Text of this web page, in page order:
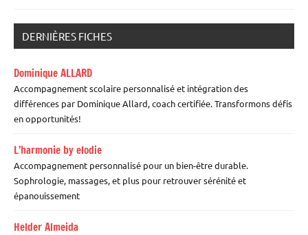
DERNIÈRES FICHES
Dominique ALLARD
Accompagnement scolaire personnalisé et intégration des
différences par Dominique Allard, coach certifiée. Transformons défis
en opportunités!
L’harmonie by elodie
Accompagnement personnalisé pour un bien-être durable.
Sophrologie, massages, et plus pour retrouver sérénité et
épanouissement
Helder Almeida